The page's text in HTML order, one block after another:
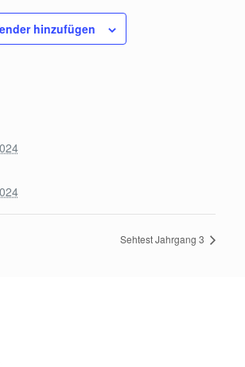
hinzufügen
Sehtest Jahrgang 3